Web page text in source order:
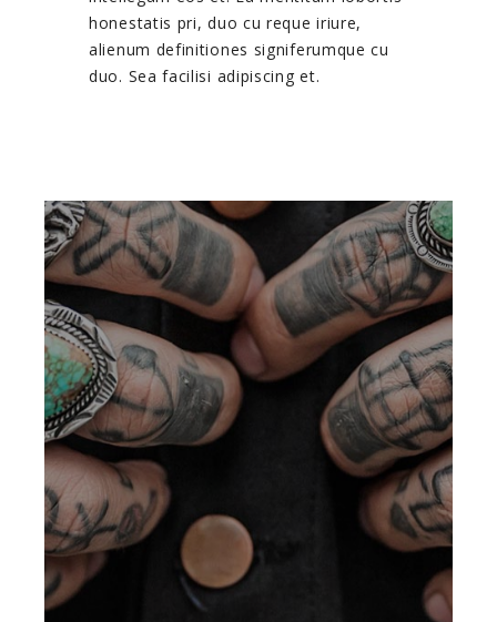
honestatis pri, duo cu reque iriure,
alienum definitiones signiferumque cu
duo. Sea facilisi adipiscing et.